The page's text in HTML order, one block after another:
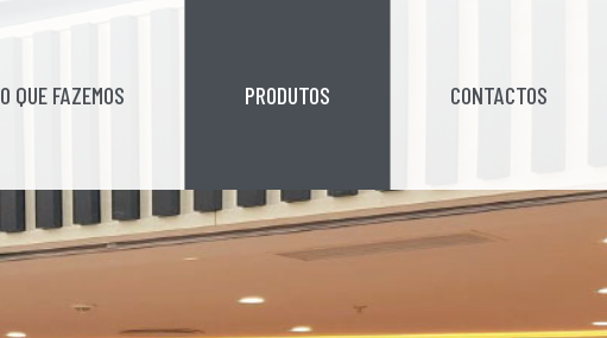
O QUE FAZEMOS PRODUTOS CONTACTOS